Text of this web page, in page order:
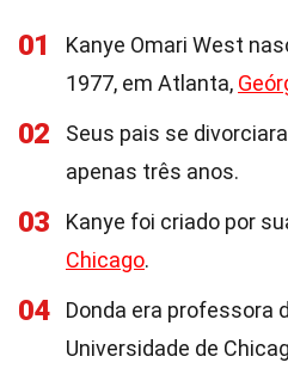
01
Kanye Omari West
1977, em Atlanta,
02
Seus pais se
apenas três anos.
03
Kanye foi criado por
Chicago.
04
Donda era professora
Universidade de